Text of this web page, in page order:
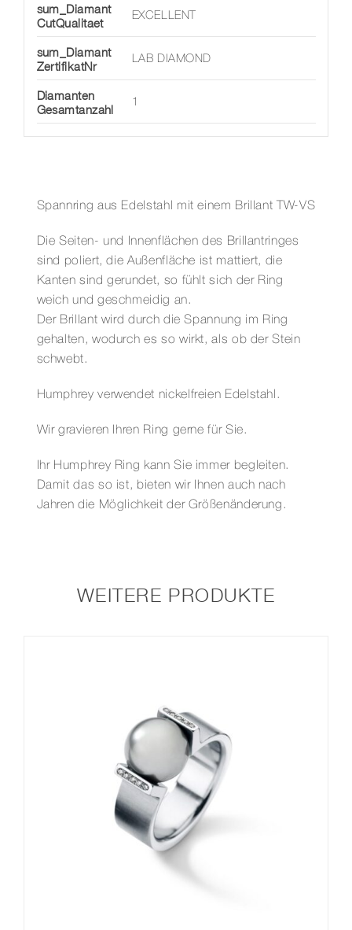
sum_Diamant
CutQualitaet
EXCELLENT
sum_Diamant
ZertifikatNr
LAB DIAMOND
Diamanten
Gesamtanzahl
1
Spannring aus Edelstahl mit einem Brillant TW-VS
Die Seiten- und Innenflächen des Brillantringes
sind poliert, die Außenfläche ist mattiert, die
Kanten sind gerundet, so fühlt sich der Ring
weich und geschmeidig an.
Der Brillant wird durch die Spannung im Ring
gehalten, wodurch es so wirkt, als ob der Stein
schwebt.
Humphrey verwendet nickelfreien Edelstahl.
Wir gravieren Ihren Ring gerne für Sie.
Ihr Humphrey Ring kann Sie immer begleiten.
Damit das so ist, bieten wir Ihnen auch nach
Jahren die Möglichkeit der Größenänderung.
WEITERE PRODUKTE